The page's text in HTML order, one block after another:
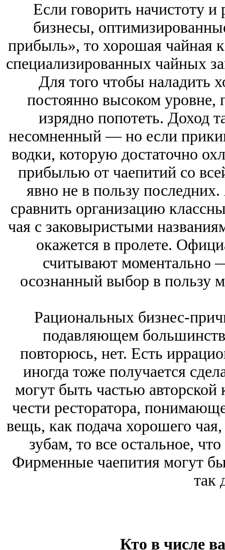
Если говорить начистоту и
бизнесы,
прибыль», то хорошая чайная
специализированных чайных
Для того чтобы наладить
постоянно высоком уровне,
изрядно попотеть. Доход
несомненный — но если
водки, которую достаточно
прибылью от чаепитий со
явно не в пользу
сравнить организацию
чая с заковыристыми
окажется в пролете.
считывают моментально
осознанный выбор в пользу
Рациональных бизнес-
подавляющем
повторюсь, нет. Есть
иногда тоже получается
могут быть частью
чести ресторатора,
вещь, как подача хорошего
зубам, то все остальное,
Фирменные чаепития могут
так
Кто в числе